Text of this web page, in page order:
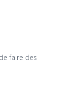
faire des